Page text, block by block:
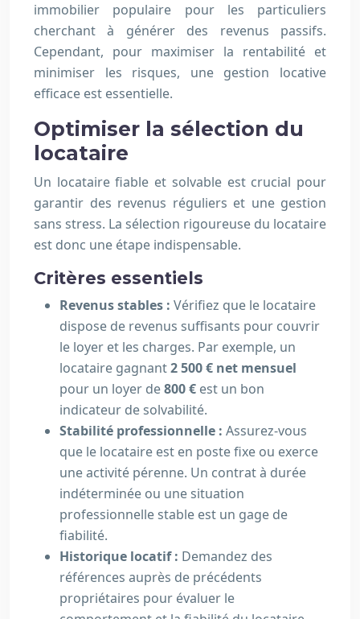
immobilier populaire pour les particuliers
cherchant à générer des revenus passifs.
Cependant, pour maximiser la rentabilité et
minimiser les risques, une gestion locative
efficace est essentielle.
Optimiser la sélection du
locataire
Un locataire fiable et solvable est crucial pour
garantir des revenus réguliers et une gestion
sans stress. La sélection rigoureuse du locataire
est donc une étape indispensable.
Critères essentiels
Revenus stables : Vérifiez que le locataire
dispose de revenus suffisants pour couvrir
le loyer et les charges. Par exemple, un
locataire gagnant2 500 € net mensuel
pour un loyer de800 € est un bon
indicateur de solvabilité.
Stabilité professionnelle : Assurez-vous
que le locataire est en poste fixe ou exerce
une activité pérenne. Un contrat à durée
indéterminée ou une situation
professionnelle stable est un gage de
fiabilité.
Historique locatif : Demandez des
références auprès de précédents
propriétaires pour évaluer le